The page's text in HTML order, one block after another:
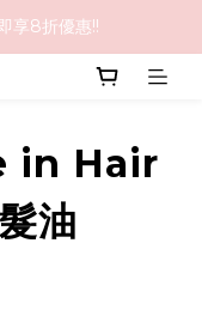
運費
享8折優惠!!
in Hair
油